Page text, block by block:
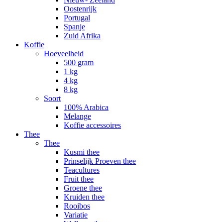
Oostenrijk
Portugal
Spanje
Zuid Afrika
Koffie
Hoeveelheid
500 gram
1 kg
4 kg
8 kg
Soort
100% Arabica
Melange
Koffie accessoires
Thee
Thee
Kusmi thee
Prinselijk Proeven thee
Teacultures
Fruit thee
Groene thee
Kruiden thee
Rooibos
Variatie